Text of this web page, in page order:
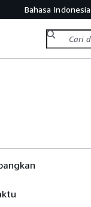
Bahasa Indonesia